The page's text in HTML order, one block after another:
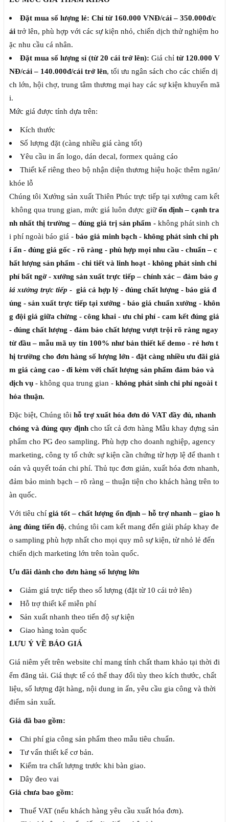
Đặt mua số lượng lẻ: Chỉ từ 160.000 VNĐ/cái – 350.000đ/c
ái trở lên, phù hợp với các sự kiện nhỏ, chiến dịch thử nghiệm ho
ặc nhu cầu cá nhân.
Đặt mua số lượng sỉ (từ 20 cái trở lên): Giá chỉ từ 120.000 V
NĐ/cái – 140.000đ/cái trở lên, tối ưu ngân sách cho các chiến dị
ch lớn, hội chợ, trung tâm thương mại hay các sự kiện khuyến mã
i.
Mức giá được tính dựa trên:
Kích thước
Số lượng đặt (càng nhiều giá càng tốt)
Yêu cầu in ấn logo, dán decal, formex quảng cáo
Thiết kế riêng theo bộ nhận diện thương hiệu hoặc thêm ngăn/
khóe lỗ
Chúng tôi Xưởng sản xuất Thiên Phúc trực tiếp tại xưởng cam kết
không qua trung gian, mức giá luôn được giữổn định – cạnh tra
nh nhất thị trường – đúng giá trị sản phẩm - không phát sinh ch
i phí ngoài báo giá - báo giá minh bạch - không phát sinh chi ph
í ẩn - đúng giá gốc - rõ ràng - phù hợp mọi nhu cầu - chuẩn – c
hất lượng sản phẩm - chi tiết và linh hoạt - không phát sinh chi
phí bất ngờ - xưởng sản xuất trực tiếp – chính xác – đảm bảo g
iá xưởng trực tiếp - giá cả hợp lý - đúng chất lượng - báo giá đ
úng - sản xuất trực tiếp tại xưởng - báo giá chuẩn xưởng - khôn
g đội giá giữa chừng - công khai - ưu chi phí - cam kết đúng giá
- đúng chất lượng - đảm bảo chất lượng vượt trội rõ ràng ngay
từ đầu – mẫu mã uy tín 100% như bản thiết kế demo - rẻ hơn t
hị trường cho đơn hàng số lượng lớn - đặt càng nhiều ưu đãi giả
m giá càng cao - đi kèm với chất lượng sản phẩm đảm bảo và
dịch vụ - không qua trung gian - không phát sinh chi phí ngoài t
hỏa thuận.
Đặc biệt, Chúng tôi hỗ trợ xuất hóa đơn đỏ VAT đầy đủ, nhanh
chóng và đúng quy định cho tất cả đơn hàng Mẫu khay đựng sản
phẩm cho PG đeo sampling. Phù hợp cho doanh nghiệp, agency
marketing, công ty tổ chức sự kiện cần chứng từ hợp lệ để thanh t
oán và quyết toán chi phí. Thủ tục đơn giản, xuất hóa đơn nhanh,
đảm bảo minh bạch – rõ ràng – thuận tiện cho khách hàng trên to
àn quốc.
Với tiêu chí giá tốt – chất lượng ổn định – hỗ trợ nhanh – giao h
àng đúng tiến độ, chúng tôi cam kết mang đến giải pháp khay đe
o sampling phù hợp nhất cho mọi quy mô sự kiện, từ nhỏ lẻ đến
chiến dịch marketing lớn trên toàn quốc.
Ưu đãi dành cho đơn hàng số lượng lớn
Giảm giá trực tiếp theo số lượng (đặt từ 10 cái trở lên)
Hỗ trợ thiết kế miễn phí
Sản xuất nhanh theo tiến độ sự kiện
Giao hàng toàn quốc
LƯU Ý VỀ BÁO GIÁ
Giá niêm yết trên website chỉ mang tính chất tham khảo tại thời đi
ểm đăng tải. Giá thực tế có thể thay đổi tùy theo kích thước, chất
liệu, số lượng đặt hàng, nội dung in ấn, yêu cầu gia công và thời
điểm sản xuất.
Giá đã bao gồm:
Chi phí gia công sản phẩm theo mẫu tiêu chuẩn.
Tư vấn thiết kế cơ bản.
Kiểm tra chất lượng trước khi bàn giao.
Dây đeo vai
Giá chưa bao gồm:
Thuế VAT (nếu khách hàng yêu cầu xuất hóa đơn).